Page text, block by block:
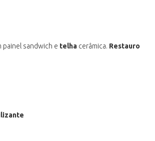
painel sandwich e telha cerâmica. Restauro